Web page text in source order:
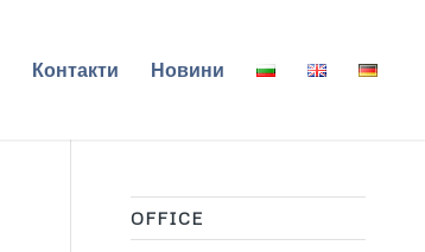
Контакти Новини
OFFICE